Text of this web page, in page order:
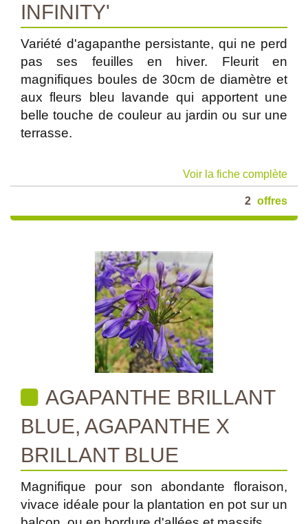
INFINITY'
Variété d'agapanthe persistante, qui ne perd
pas ses feuilles en hiver. Fleurit en
magnifiques boules de 30cm de diamètre et
aux fleurs bleu lavande qui apportent une
belle touche de couleur au jardin ou sur une
terrasse.
Voir la fiche complète
2 offres
AGAPANTHE BRILLANT
BLUE, AGAPANTHE X
BRILLANT BLUE
Magnifique pour son abondante floraison,
vivace idéale pour la plantation en pot sur un